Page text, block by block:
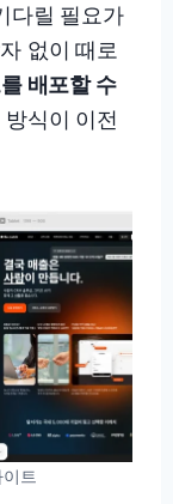
다릴 필요가
없이 때로
배포할 수
식이 이전
트